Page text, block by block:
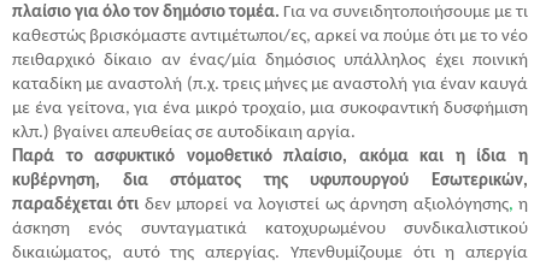
πλαίσιο για όλο τον δημόσιο τομέα. Για να συνειδητοποιήσουμε με τι
καθεστώς βρισκόμαστε αντιμέτωποι/ες, αρκεί να πούμε ότι με το νέο
πειθαρχικό δίκαιο αν ένας/μία δημόσιος υπάλληλος έχει ποινική
καταδίκη με αναστολή (π.χ. τρεις μήνες με αναστολή για έναν καυγά
με ένα γείτονα, για ένα μικρό τροχαίο, μια συκοφαντική δυσφήμιση
κλπ.) βγαίνει απευθείας σε αυτοδίκαιη αργία.
Παρά το ασφυκτικό νομοθετικό πλαίσιο, ακόμα και η ίδια η
κυβέρνηση, δια στόματος της υφυπουργού Εσωτερικών,
παραδέχεται ότι δεν μπορεί να λογιστεί ως άρνηση αξιολόγησης, η
άσκηση ενός συνταγματικά κατοχυρωμένου συνδικαλιστικού
δικαιώματος, αυτό της απεργίας.
Υπενθυμίζουμε ότι η απεργία